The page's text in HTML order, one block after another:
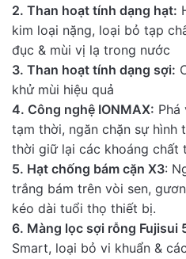
2. Than hoạt tính dạng hạt:
kim loại nặng, loại bỏ tạp
đục & mùi vị lạ trong nước
3. Than hoạt tính dạng sợi:
khử mùi hiệu quả
4. Công nghệ IONMAX:
tạm thời, ngăn chặn sự hình
thời giữ lại các khoáng chất
5. Hạt chống bám cặn X3:
trắng bám trên vòi sen,
kéo dài tuổi thọ thiết bị.
6. Màng lọc sợi rỗng Fujisui
Smart, loại bỏ vi khuẩn &
Recommenda
tion?
Yes